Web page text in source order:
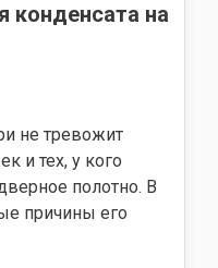
конденсата на
не тревожит
и тех, у кого
полотно. В
причины его